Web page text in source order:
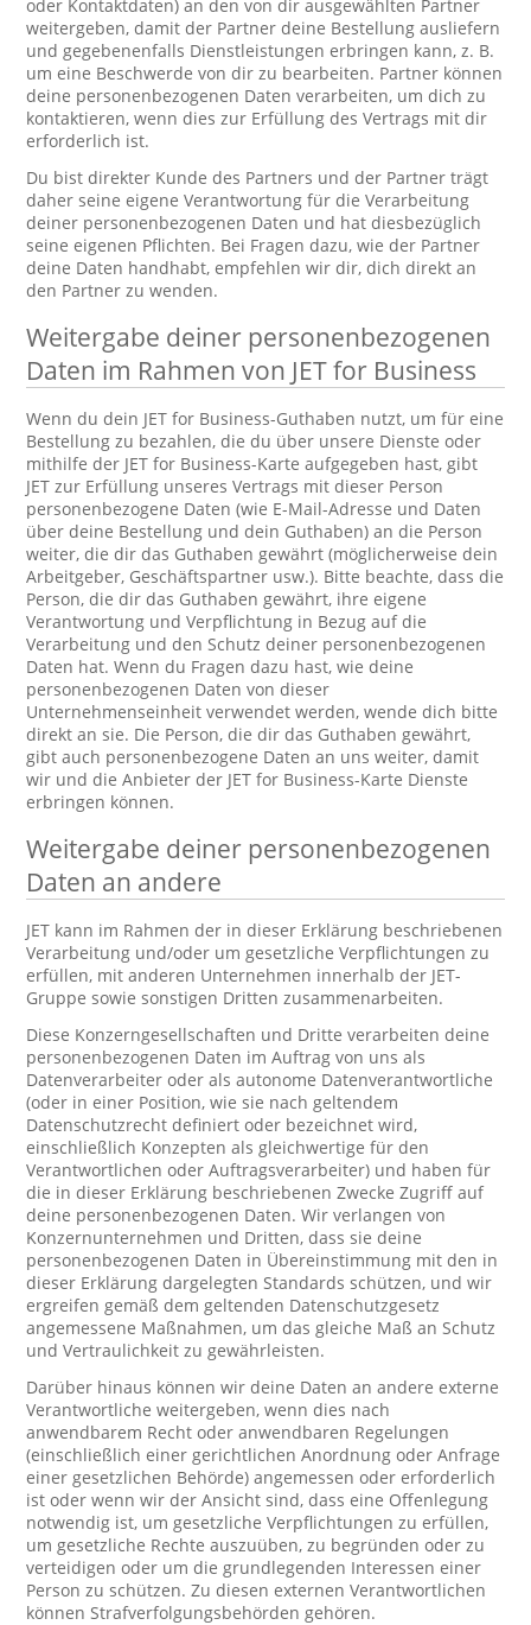
oder Kontaktdaten) an den von dir ausgewählten Partner
weitergeben, damit der Partner deine Bestellung ausliefern
und gegebenenfalls Dienstleistungen erbringen kann, z. B.
um eine Beschwerde von dir zu bearbeiten. Partner können
deine personenbezogenen Daten verarbeiten, um dich zu
kontaktieren, wenn dies zur Erfüllung des Vertrags mit dir
erforderlich ist.
Du bist direkter Kunde des Partners und der Partner trägt
daher seine eigene Verantwortung für die Verarbeitung
deiner personenbezogenen Daten und hat diesbezüglich
seine eigenen Pflichten. Bei Fragen dazu, wie der Partner
deine Daten handhabt, empfehlen wir dir, dich direkt an
den Partner zu wenden.
Weitergabe deiner personenbezogenen
Daten im Rahmen von JET for Business
Wenn du dein JET for Business-Guthaben nutzt, um für eine
Bestellung zu bezahlen, die du über unsere Dienste oder
mithilfe der JET for Business-Karte aufgegeben hast, gibt
JET zur Erfüllung unseres Vertrags mit dieser Person
personenbezogene Daten (wie E-Mail-Adresse und Daten
über deine Bestellung und dein Guthaben) an die Person
weiter, die dir das Guthaben gewährt (möglicherweise dein
Arbeitgeber, Geschäftspartner usw.). Bitte beachte, dass die
Person, die dir das Guthaben gewährt, ihre eigene
Verantwortung und Verpflichtung in Bezug auf die
Verarbeitung und den Schutz deiner personenbezogenen
Daten hat. Wenn du Fragen dazu hast, wie deine
personenbezogenen Daten von dieser
Unternehmenseinheit verwendet werden, wende dich bitte
direkt an sie. Die Person, die dir das Guthaben gewährt,
gibt auch personenbezogene Daten an uns weiter, damit
wir und die Anbieter der JET for Business-Karte Dienste
erbringen können.
Weitergabe deiner personenbezogenen
Daten an andere
JET kann im Rahmen der in dieser Erklärung beschriebenen
Verarbeitung und/oder um gesetzliche Verpflichtungen zu
erfüllen, mit anderen Unternehmen innerhalb der JET-
Gruppe sowie sonstigen Dritten zusammenarbeiten.
Diese Konzerngesellschaften und Dritte verarbeiten deine
personenbezogenen Daten im Auftrag von uns als
Datenverarbeiter oder als autonome Datenverantwortliche
(oder in einer Position, wie sie nach geltendem
Datenschutzrecht definiert oder bezeichnet wird,
einschließlich Konzepten als gleichwertige für den
Verantwortlichen oder Auftragsverarbeiter) und haben für
die in dieser Erklärung beschriebenen Zwecke Zugriff auf
deine personenbezogenen Daten. Wir verlangen von
Konzernunternehmen und Dritten, dass sie deine
personenbezogenen Daten in Übereinstimmung mit den in
dieser Erklärung dargelegten Standards schützen, und wir
ergreifen gemäß dem geltenden Datenschutzgesetz
angemessene Maßnahmen, um das gleiche Maß an Schutz
und Vertraulichkeit zu gewährleisten.
Darüber hinaus können wir deine Daten an andere externe
Verantwortliche weitergeben, wenn dies nach
anwendbarem Recht oder anwendbaren Regelungen
(einschließlich einer gerichtlichen Anordnung oder Anfrage
einer gesetzlichen Behörde) angemessen oder erforderlich
ist oder wenn wir der Ansicht sind, dass eine Offenlegung
notwendig ist, um gesetzliche Verpflichtungen zu erfüllen,
um gesetzliche Rechte auszuüben, zu begründen oder zu
verteidigen oder um die grundlegenden Interessen einer
Person zu schützen. Zu diesen externen Verantwortlichen
können Strafverfolgungsbehörden gehören.